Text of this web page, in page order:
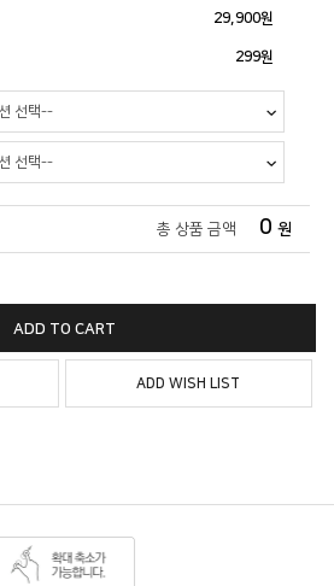
29,900원
299원
총 상품 금액 0 원
ADD TO CART
ADD WISH LIST